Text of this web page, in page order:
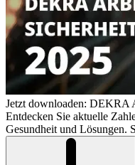
Jetzt downloaden: DEKRA
Entdecken Sie aktuelle
Gesundheit und Lösungen.